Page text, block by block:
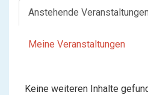
Anstehende Veranstaltungen
Meine Veranstaltungen
Keine weiteren Inhalte